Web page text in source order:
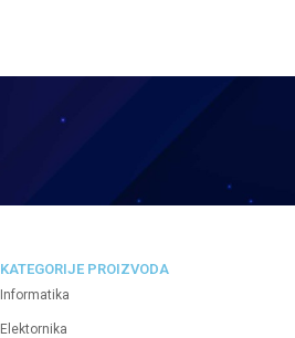
KATEGORIJE PROIZVODA
Informatika
Elektornika